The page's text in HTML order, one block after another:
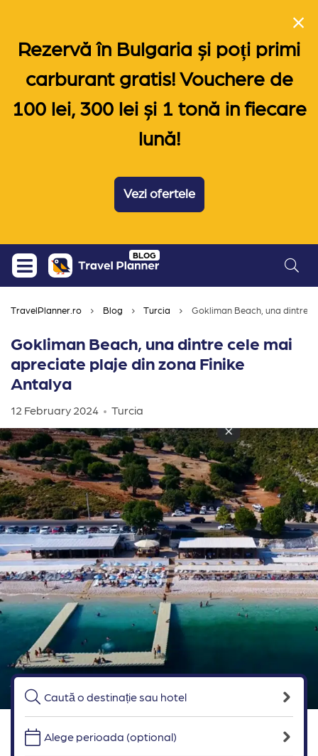
Rezervă în Bulgaria și poți primi
carburant gratis! Vouchere de
100 lei, 300 lei și 1 tonă in fiecare
lună!
Vezi ofertele
Skip
content
BLOG
TravelPlanner.ro Blog Turcia Gokliman Beach, una dintre
Gokliman Beach, una dintre cele mai
apreciate plaje din zona Finike
Antalya
12 February 2024 Turcia
Alege perioada (optional)